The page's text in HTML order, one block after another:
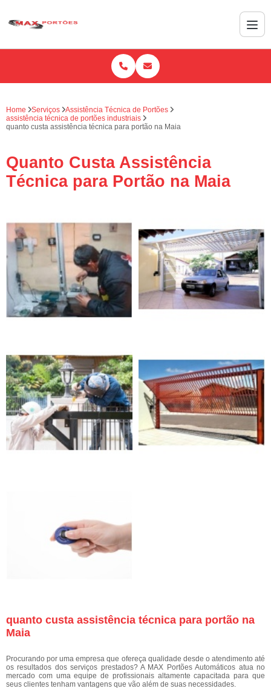
Home Serviços
Assistência Técnica de Portões
assistência técnica de portões industriais
quanto custa assistência técnica para portão na Maia
Quanto Custa Assistência
Técnica para Portão na Maia
quanto custa assistência técnica para portão na
Maia
Procurando por uma empresa que ofereça qualidade desde o atendimento até
os resultados dos serviços prestados? A MAX Portões Automáticos atua no
mercado com uma equipe de profissionais altamente capacitada para que
seus clientes tenham vantagens que vão além de suas necessidades.